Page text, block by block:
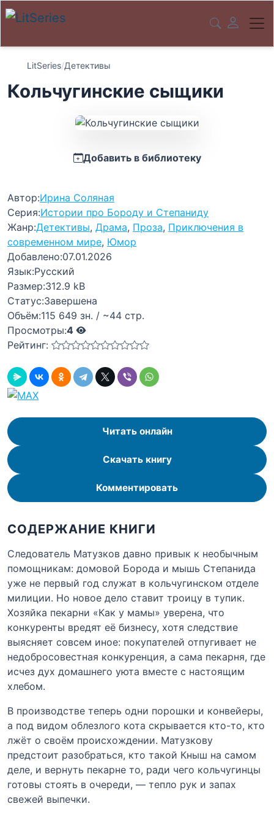
LitSeries/Детективы
Кольчугинские сыщики
Добавить в библиотеку
Автор:Ирина Соляная
Серия:Истории про Бороду и Степаниду
Жанр:Детективы, Драма, Проза, Приключения в
современном мире, Юмор
Добавлено:07.01.2026
Язык:Русский
Размер:312.9 kB
Статус:Завершена
Объём:115 649 зн. / ~44 стр.
Просмотры:4
Рейтинг:
Читать онлайн
Скачать книгу
Комментировать
СОДЕРЖАНИЕ КНИГИ
Следователь Матузков давно привык к необычным
помощникам: домовой Борода и мышь Степанида
уже не первый год служат в кольчугинском отделе
милиции. Но новое дело ставит троицу в тупик.
Хозяйка пекарни «Как у мамы» уверена, что
конкуренты вредят её бизнесу, хотя следствие
выясняет совсем иное: покупателей отпугивает не
недобросовестная конкуренция, а сама пекарня, где
исчез дух домашнего уюта вместе с настоящим
хлебом.
В производстве теперь одни порошки и конвейеры,
а под видом облезлого кота скрывается кто-то, кто
лжёт о своём происхождении. Матузкову
предстоит разобраться, кто такой Кныш на самом
деле, и вернуть пекарне то, ради чего кольчугинцы
готовы стоять в очереди, — тепло рук и запах
свежей выпечки.